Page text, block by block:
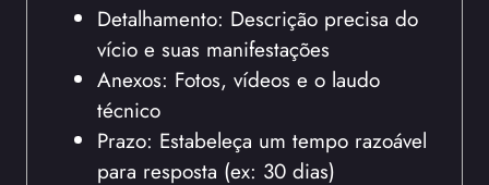
Detalhamento: Descrição precisa do
vício e suas manifestações
Anexos: Fotos, vídeos e o laudo
técnico
Prazo: Estabeleça um tempo razoável
para resposta (ex: 30 dias)